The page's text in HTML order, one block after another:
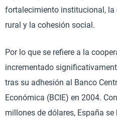
fortalecimiento institucional,
rural y la cohesión social.
Por lo que se refiere a la
incrementado
tras su adhesión al Banco
Económica (BCIE) en 2004.
millones de dólares, España